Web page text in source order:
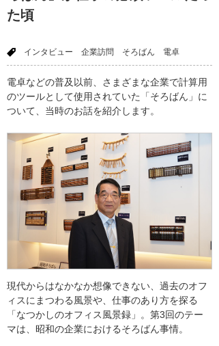
た頃
インタビュー 企業訪問 そろばん 電卓
電卓などの普及以前、さまざまな企業で計算用
のツールとして使用されていた「そろばん」に
ついて、当時のお話を紹介します。
現代からはなかなか想像できない、過去のオフ
ィスにまつわる風景や、仕事のあり方を探る
「なつかしのオフィス風景録」。第3回のテー
マは、昭和の企業におけるそろばん事情。